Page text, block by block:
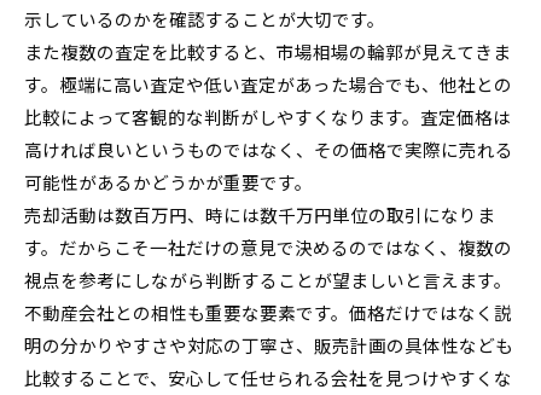
示しているのかを確認することが大切です。
また複数の査定を比較すると、市場相場の輪郭が見えてきま
す。極端に高い査定や低い査定があった場合でも、他社との
比較によって客観的な判断がしやすくなります。査定価格は
高ければ良いというものではなく、その価格で実際に売れる
可能性があるかどうかが重要です。
売却活動は数百万円、時には数千万円単位の取引になりま
す。だからこそ一社だけの意見で決めるのではなく、複数の
視点を参考にしながら判断することが望ましいと言えます。
不動産会社との相性も重要な要素です。価格だけではなく説
明の分かりやすさや対応の丁寧さ、販売計画の具体性なども
比較することで、安心して任せられる会社を見つけやすくな